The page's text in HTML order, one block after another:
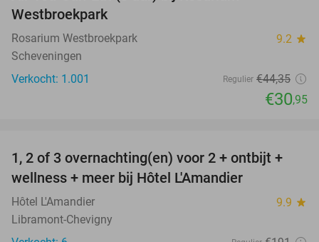
Westbroekpark
Rosarium Westbroekpark 9.2 star
Scheveningen
Verkocht: 1.001
Regulier €44,35
€30,95
32%
TODAY
1, 2 of 3 overnachting(en) voor 2 + ontbijt +
wellness + meer bij Hôtel L'Amandier
Hôtel L'Amandier 9.9 star
Libramont-Chevigny